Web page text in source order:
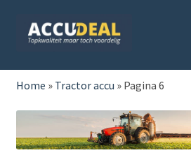
door
naar
direct
naar
HOME
AUTO
BOOT
Home » Tractor accu » Pagina 6